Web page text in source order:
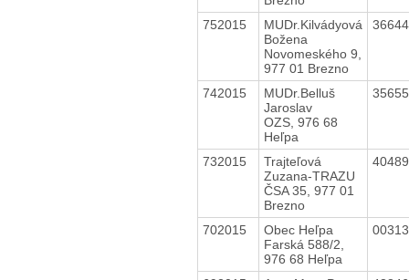
752015
MUDr.Kilvádyová
Božena
Novomeského 9,
977 01 Brezno
742015
MUDr.Belluš
Jaroslav
OZS, 976 68
Heľpa
732015
Trajteľová
Zuzana-TRAZU
ČSA 35, 977 01
Brezno
702015
Obec Heľpa
Farská 588/2,
976 68 Heľpa